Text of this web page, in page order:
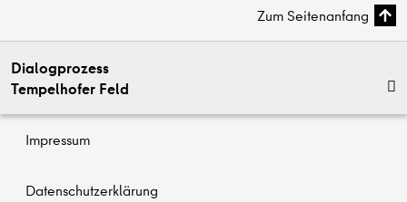
Zum Seitenanfang
Dialogprozess
Tempelhofer Feld
Impressum
Datenschutzerklärung